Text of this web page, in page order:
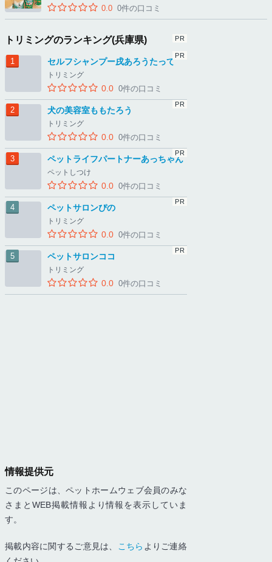
0.0 0件の口コミ
トリミングのランキング(兵庫県)
セルフシャンプー戌あろうたって
トリミング
0.0 0件の口コミ
犬の美容室ももたろう
トリミング
0.0 0件の口コミ
ペットライフパートナーあっちゃん
ペットしつけ
0.0 0件の口コミ
ペットサロンぴの
トリミング
0.0 0件の口コミ
ペットサロンココ
トリミング
0.0 0件の口コミ
情報提供元
このページは、ペットホームウェブ会員のみな
さまとWEB掲載情報より情報を表示していま
す。
掲載内容に関するご意見は、 こちら よりご連絡